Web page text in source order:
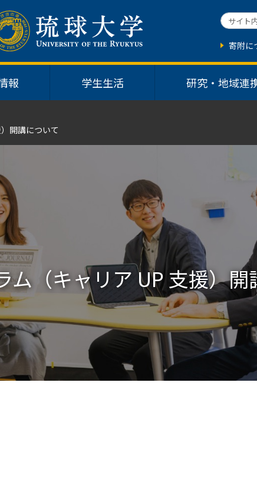
報 学生生活 研究・地域連
寄附に
開講について
（キャリア UP 支援）開